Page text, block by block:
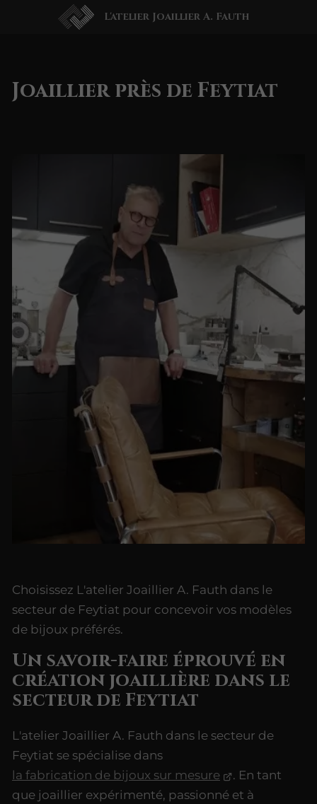
L'atelier Joaillier A. Fauth
Joaillier près de Feytiat
Choisissez L'atelier Joaillier A. Fauth dans le
secteur de Feytiat pour concevoir vos modèles
de bijoux préférés.
Un savoir-faire éprouvé en
création joaillière dans le
secteur de Feytiat
L'atelier Joaillier A. Fauth dans le secteur de
Feytiat se spécialise dans
la fabrication de bijoux sur mesure
. En tant
que joaillier expérimenté, passionné et à